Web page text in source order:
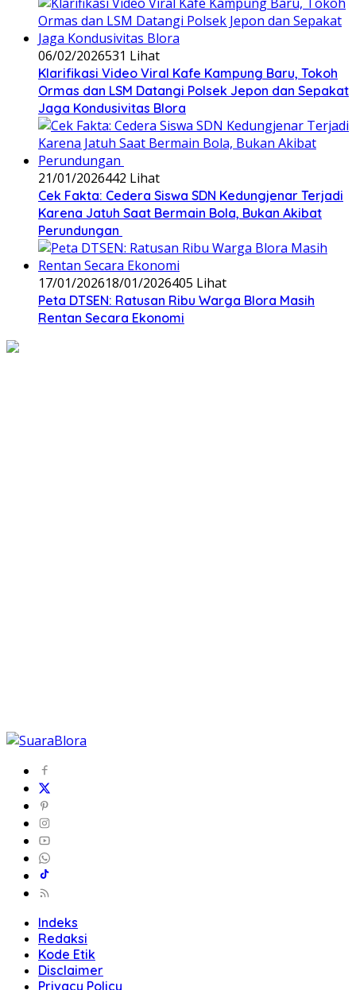
06/02/2026531 Lihat
‎Klarifikasi Video Viral Kafe Kampung Baru, Tokoh
Ormas dan LSM Datangi Polsek Jepon dan Sepakat
Jaga Kondusivitas Blora
21/01/2026442 Lihat
Cek Fakta: Cedera Siswa SDN Kedungjenar Terjadi
Karena Jatuh Saat Bermain Bola, Bukan Akibat
Perundungan ‎
17/01/202618/01/2026405 Lihat
‎Peta DTSEN: Ratusan Ribu Warga Blora Masih
Rentan Secara Ekonomi
Indeks
Redaksi
Kode Etik
Disclaimer
Privacy Policy